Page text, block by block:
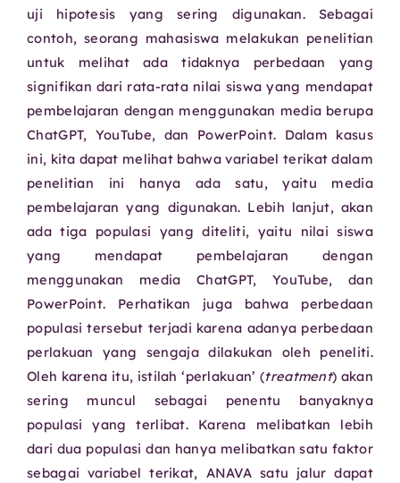
uji hipotesis yang sering digunakan. Sebagai
contoh, seorang mahasiswa melakukan penelitian
untuk melihat ada tidaknya perbedaan yang
signifikan dari rata-rata nilai siswa yang mendapat
pembelajaran dengan menggunakan media berupa
ChatGPT, YouTube, dan PowerPoint. Dalam kasus
ini, kita dapat melihat bahwa variabel terikat dalam
penelitian ini hanya ada satu, yaitu media
pembelajaran yang digunakan. Lebih lanjut, akan
ada tiga populasi yang diteliti, yaitu nilai siswa
yang mendapat pembelajaran dengan
menggunakan media ChatGPT, YouTube, dan
PowerPoint. Perhatikan juga bahwa perbedaan
populasi tersebut terjadi karena adanya perbedaan
perlakuan yang sengaja dilakukan oleh peneliti.
Oleh karena itu, istilah ‘perlakuan’ (treatment) akan
sering muncul sebagai penentu banyaknya
populasi yang terlibat. Karena melibatkan lebih
dari dua populasi dan hanya melibatkan satu faktor
sebagai variabel terikat, ANAVA satu jalur dapat